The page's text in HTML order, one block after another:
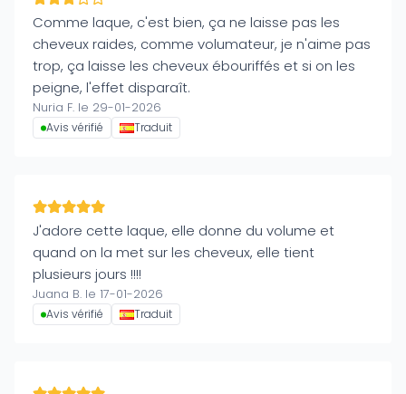
Comme laque, c'est bien, ça ne laisse pas les
cheveux raides, comme volumateur, je n'aime pas
trop, ça laisse les cheveux ébouriffés et si on les
peigne, l'effet disparaît.
Nuria F. le 29-01-2026
Avis vérifié Traduit
J'adore cette laque, elle donne du volume et
quand on la met sur les cheveux, elle tient
plusieurs jours !!!!
Juana B. le 17-01-2026
Avis vérifié Traduit